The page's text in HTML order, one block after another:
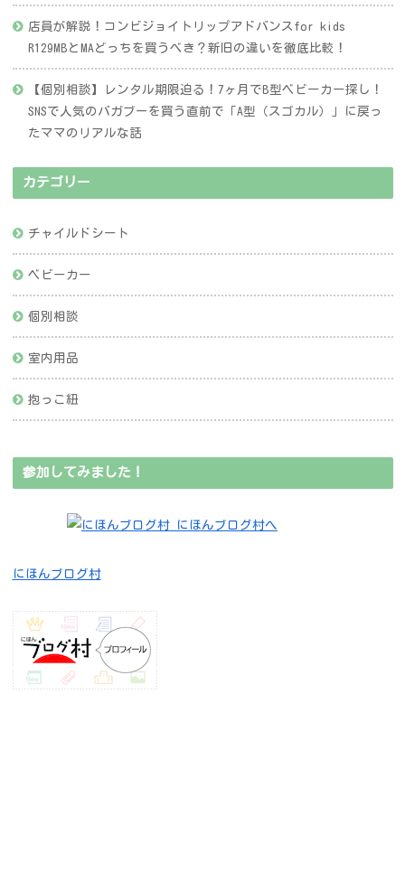
店員が解説！コンビジョイトリップアドバンスfor kids
R129MBとMAどっちを買うべき？新旧の違いを徹底比較！
【個別相談】レンタル期限迫る！7ヶ月でB型ベビーカー探し！
SNSで人気のバガブーを買う直前で「A型（スゴカル）」に戻っ
たママのリアルな話
カテゴリー
チャイルドシート
ベビーカー
個別相談
室内用品
抱っこ紐
参加してみました！
にほんブログ村